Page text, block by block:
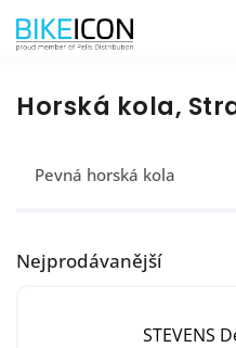
Horská kola,
Pevná horská kola
Nejprodávanější
STEVENS